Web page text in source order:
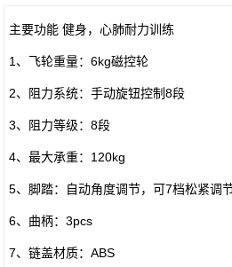
主要功能 健身，心肺耐力训练
1、飞轮重量：6kg磁控轮
2、阻力系统：手动旋钮控制8段
3、阻力等级：8段
4、最大承重：120kg
5、脚踏：自动角度调节，可7档松紧调
6、曲柄：3pcs
7、链盖材质：ABS